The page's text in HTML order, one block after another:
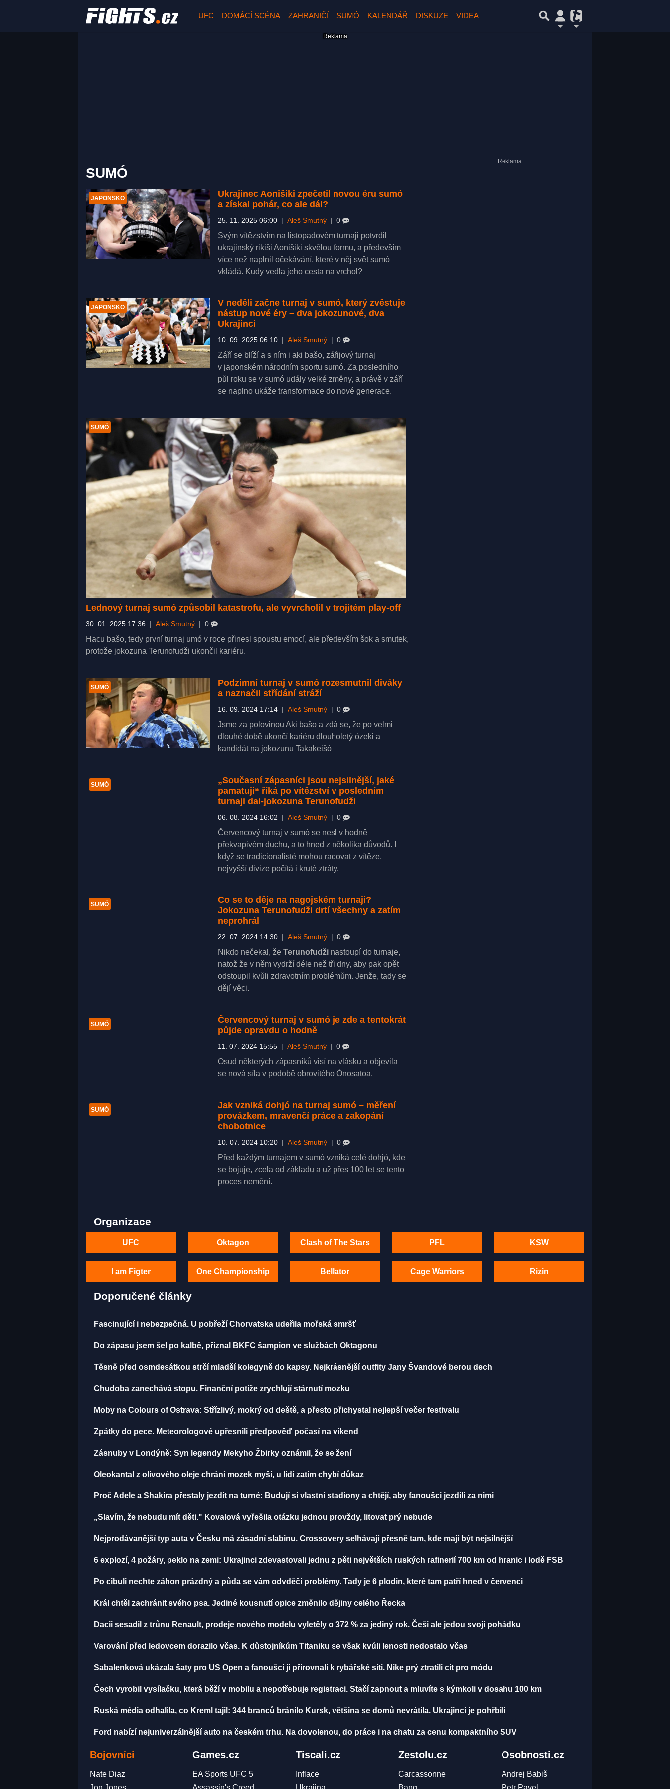
UFC DOMÁCÍ SCÉNA ZAHRANIČÍ SUMÓ KALENDÁŘ DISKUZE VIDEA
SUMÓ
JAPONSKO
Ukrajinec Aonišiki zpečetil novou éru sumó
a získal pohár, co ale dál?
25. 11. 2025 06:00 Aleš Smutný 0
Svým vítězstvím na listopadovém turnaji potvrdil
ukrajinský rikiši Aonišiki skvělou formu, a především
více než naplnil očekávání, které v něj svět sumó
vkládá. Kudy vedla jeho cesta na vrchol?
JAPONSKO
V neděli začne turnaj v sumó, který zvěstuje
nástup nové éry – dva jokozunové, dva
Ukrajinci
10. 09. 2025 06:10 Aleš Smutný 0
Září se blíží a s ním i aki bašo, zářijový turnaj
v japonském národním sportu sumó. Za posledního
půl roku se v sumó udály velké změny, a právě v září
se naplno ukáže transformace do nové generace.
SUMÓ
Lednový turnaj sumó způsobil katastrofu, ale vyvrcholil v trojitém play-off
30. 01. 2025 17:36 Aleš Smutný 0
Hacu bašo, tedy první turnaj umó v roce přinesl spoustu emocí, ale především šok a smutek,
protože jokozuna Terunofudži ukončil kariéru.
SUMÓ
Podzimní turnaj v sumó rozesmutnil diváky
a naznačil střídání stráží
16. 09. 2024 17:14 Aleš Smutný 0
Jsme za polovinou Aki bašo a zdá se, že po velmi
dlouhé době ukončí kariéru dlouholetý ózeki a
kandidát na jokozunu Takakeišó
SUMÓ
„Současní zápasníci jsou nejsilnější, jaké
pamatuji“ říká po vítězství v posledním
turnaji dai-jokozuna Terunofudži
06. 08. 2024 16:02 Aleš Smutný 0
Červencový turnaj v sumó se nesl v hodně
překvapivém duchu, a to hned z několika důvodů. I
když se tradicionalisté mohou radovat z vítěze,
nejvyšší divize počítá i kruté ztráty.
SUMÓ
Co se to děje na nagojském turnaji?
Jokozuna Terunofudži drtí všechny a zatím
neprohrál
22. 07. 2024 14:30 Aleš Smutný 0
Nikdo nečekal, že Terunofudži nastoupí do turnaje,
natož že v něm vydrží déle než tři dny, aby pak opět
odstoupil kvůli zdravotním problémům. Jenže, tady se
dějí věci.
SUMÓ
Červencový turnaj v sumó je zde a tentokrát
půjde opravdu o hodně
11. 07. 2024 15:55 Aleš Smutný 0
Osud některých zápasníků visí na vlásku a objevila
se nová síla v podobě obrovitého Ónosatoa.
SUMÓ
Jak vzniká dohjó na turnaj sumó – měření
provázkem, mravenčí práce a zakopání
chobotnice
10. 07. 2024 10:20 Aleš Smutný 0
Před každým turnajem v sumó vzniká celé dohjó, kde
se bojuje, zcela od základu a už přes 100 let se tento
proces nemění.
Organizace
UFC Oktagon Clash of The Stars PFL KSW
I am Figter One Championship Bellator Cage Warriors Rizin
Doporučené články
Fascinující i nebezpečná. U pobřeží Chorvatska udeřila mořská smršť
Do zápasu jsem šel po kalbě, přiznal BKFC šampion ve službách Oktagonu
Těsně před osmdesátkou strčí mladší kolegyně do kapsy. Nejkrásnější outfity Jany Švandové berou dech
Chudoba zanechává stopu. Finanční potíže zrychlují stárnutí mozku
Moby na Colours of Ostrava: Střízlivý, mokrý od deště, a přesto přichystal nejlepší večer festivalu
Zpátky do pece. Meteorologové upřesnili předpověď počasí na víkend
Zásnuby v Londýně: Syn legendy Mekyho Žbirky oznámil, že se žení
Oleokantal z olivového oleje chrání mozek myší, u lidí zatím chybí důkaz
Proč Adele a Shakira přestaly jezdit na turné: Budují si vlastní stadiony a chtějí, aby fanoušci jezdili za nimi
„Slavím, že nebudu mít děti." Kovalová vyřešila otázku jednou provždy, litovat prý nebude
Nejprodávanější typ auta v Česku má zásadní slabinu. Crossovery selhávají přesně tam, kde mají být nejsilnější
6 explozí, 4 požáry, peklo na zemi: Ukrajinci zdevastovali jednu z pěti největších ruských rafinerií 700 km od hranic i lodě FSB
Po cibuli nechte záhon prázdný a půda se vám odvděčí problémy. Tady je 6 plodin, které tam patří hned v červenci
Král chtěl zachránit svého psa. Jediné kousnutí opice změnilo dějiny celého Řecka
Dacii sesadil z trůnu Renault, prodeje nového modelu vyletěly o 372 % za jediný rok. Češi ale jedou svojí pohádku
Varování před ledovcem dorazilo včas. K důstojníkům Titaniku se však kvůli lenosti nedostalo včas
Sabalenková ukázala šaty pro US Open a fanoušci ji přirovnali k rybářské síti. Nike prý ztratili cit pro módu
Čech vyrobil vysílačku, která běží v mobilu a nepotřebuje registraci. Stačí zapnout a mluvíte s kýmkoli v dosahu 100 km
Ruská média odhalila, co Kreml tajil: 344 branců bránilo Kursk, většina se domů nevrátila. Ukrajinci je pohřbili
Ford nabízí nejuniverzálnější auto na českém trhu. Na dovolenou, do práce i na chatu za cenu kompaktního SUV
Bojovníci
Nate Diaz
Jon Jones
Games.cz
EA Sports UFC 5
Assassin's Creed
Tiscali.cz
Inflace
Ukrajina
Zestolu.cz
Carcassonne
Bang
Osobnosti.cz
Andrej Babiš
Petr Pavel